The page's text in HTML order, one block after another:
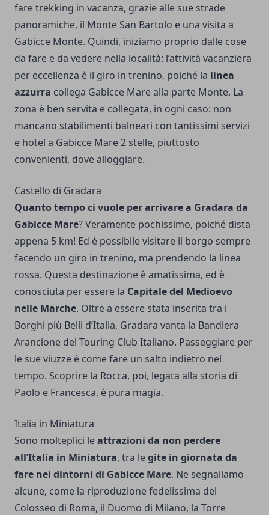
fare trekking in vacanza, grazie alle sue strade
panoramiche, il Monte San Bartolo e una visita a
Gabicce Monte. Quindi, iniziamo proprio dalle cose
da fare e da vedere nella località: l’attività vacanziera
per eccellenza è il giro in trenino, poiché la linea
azzurra collega Gabicce Mare alla parte Monte. La
zona è ben servita e collegata, in ogni caso: non
mancano stabilimenti balneari con tantissimi servizi
e hotel a Gabicce Mare 2 stelle, piuttosto
convenienti, dove alloggiare.
Castello di Gradara
Quanto tempo ci vuole per arrivare a Gradara da
Gabicce Mare? Veramente pochissimo, poiché dista
appena 5 km! Ed è possibile visitare il borgo sempre
facendo un giro in trenino, ma prendendo la linea
rossa. Questa destinazione è amatissima, ed è
conosciuta per essere la Capitale del Medioevo
nelle Marche. Oltre a essere stata inserita tra i
Borghi più Belli d’Italia, Gradara vanta la Bandiera
Arancione del Touring Club Italiano. Passeggiare per
le sue viuzze è come fare un salto indietro nel
tempo. Scoprire la Rocca, poi, legata alla storia di
Paolo e Francesca, è pura magia.
Italia in Miniatura
Sono molteplici leattrazioni da non perdere
all’Italia in Miniatura, tra legite in giornata da
fare nei dintorni di Gabicce Mare. Ne segnaliamo
alcune, come la riproduzione fedelissima del
Colosseo di Roma, il Duomo di Milano, la Torre